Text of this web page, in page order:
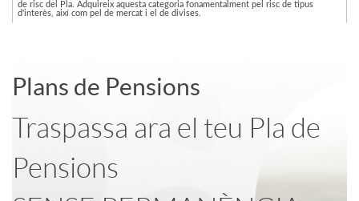
d
o
de risc del Pla. Adquireix aquesta categoria fonamentalment pel risc de tipus
d'interès, així com pel de mercat i el de divises.
A
p
C
o
Plans de Pensions
Traspassa ara el teu Pla de
Pensions